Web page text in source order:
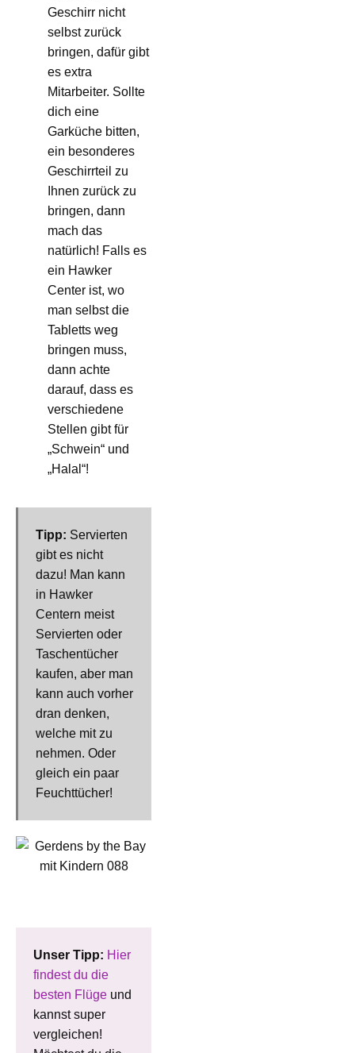
Geschirr nicht
selbst zurück
bringen, dafür gibt
es extra
Mitarbeiter. Sollte
dich eine
Garküche bitten,
ein besonderes
Geschirrteil zu
Ihnen zurück zu
bringen, dann
mach das
natürlich! Falls es
ein Hawker
Center ist, wo
man selbst die
Tabletts weg
bringen muss,
dann achte
darauf, dass es
verschiedene
Stellen gibt für
„Schwein“ und
„Halal“!
Tipp: Servierten
gibt es nicht
dazu! Man kann
in Hawker
Centern meist
Servierten oder
Taschentücher
kaufen, aber man
kann auch vorher
dran denken,
welche mit zu
nehmen. Oder
gleich ein paar
Feuchttücher!
Unser Tipp: Hier
findest du die
besten Flüge und
kannst super
vergleichen!